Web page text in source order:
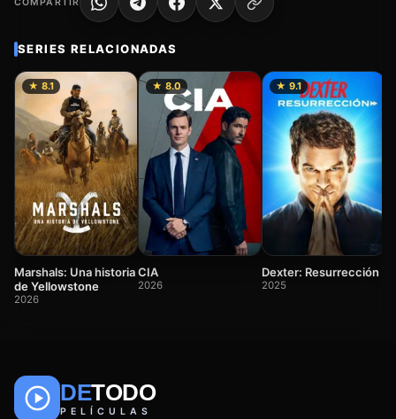
SERIES RELACIONADAS
★ 8.1
Marshals: Una historia
de Yellowstone
2026
★ 8.0
CIA
2026
★ 9.1
Dexter: Resurrección
2025
DETODO
PELÍCULAS
🎬
Películas